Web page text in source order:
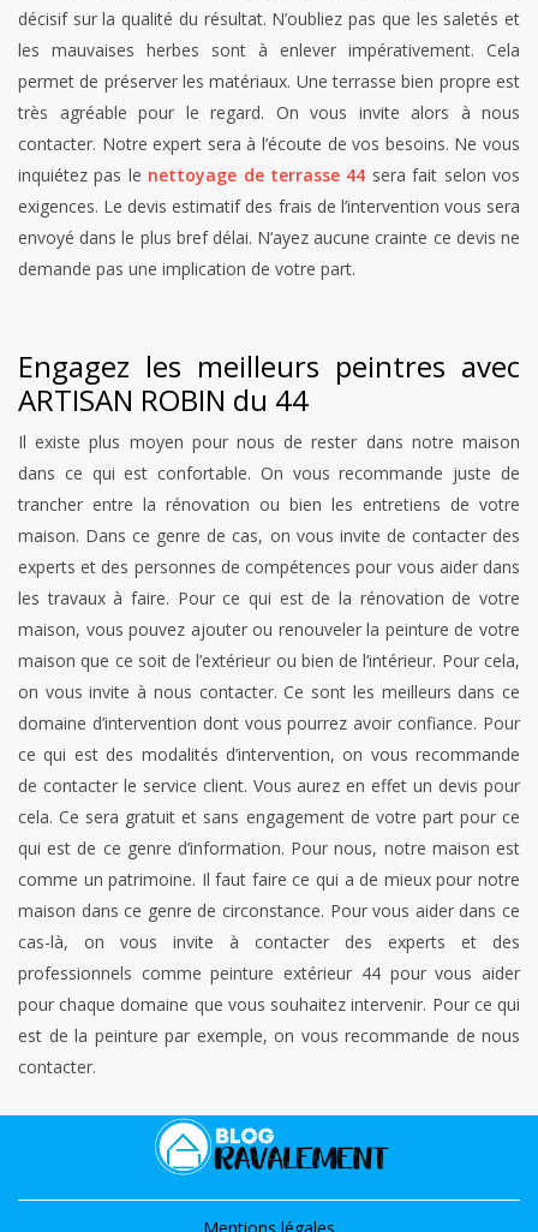
décisif sur la qualité du résultat. N’oubliez pas que les saletés et
les mauvaises herbes sont à enlever impérativement. Cela
permet de préserver les matériaux. Une terrasse bien propre est
très agréable pour le regard. On vous invite alors à nous
contacter. Notre expert sera à l’écoute de vos besoins. Ne vous
inquiétez pas le nettoyage de terrasse 44 sera fait selon vos
exigences. Le devis estimatif des frais de l’intervention vous sera
envoyé dans le plus bref délai. N’ayez aucune crainte ce devis ne
demande pas une implication de votre part.
Engagez les meilleurs peintres avec
ARTISAN ROBIN du 44
Il existe plus moyen pour nous de rester dans notre maison
dans ce qui est confortable. On vous recommande juste de
trancher entre la rénovation ou bien les entretiens de votre
maison. Dans ce genre de cas, on vous invite de contacter des
experts et des personnes de compétences pour vous aider dans
les travaux à faire. Pour ce qui est de la rénovation de votre
maison, vous pouvez ajouter ou renouveler la peinture de votre
maison que ce soit de l’extérieur ou bien de l’intérieur. Pour cela,
on vous invite à nous contacter. Ce sont les meilleurs dans ce
domaine d’intervention dont vous pourrez avoir confiance. Pour
ce qui est des modalités d’intervention, on vous recommande
de contacter le service client. Vous aurez en effet un devis pour
cela. Ce sera gratuit et sans engagement de votre part pour ce
qui est de ce genre d’information. Pour nous, notre maison est
comme un patrimoine. Il faut faire ce qui a de mieux pour notre
maison dans ce genre de circonstance. Pour vous aider dans ce
cas-là, on vous invite à contacter des experts et des
professionnels comme peinture extérieur 44 pour vous aider
pour chaque domaine que vous souhaitez intervenir. Pour ce qui
est de la peinture par exemple, on vous recommande de nous
contacter.